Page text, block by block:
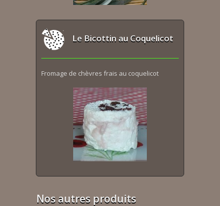
Le Bicottin au Coquelicot
Fromage de chèvres frais au coquelicot
Nos autres produits